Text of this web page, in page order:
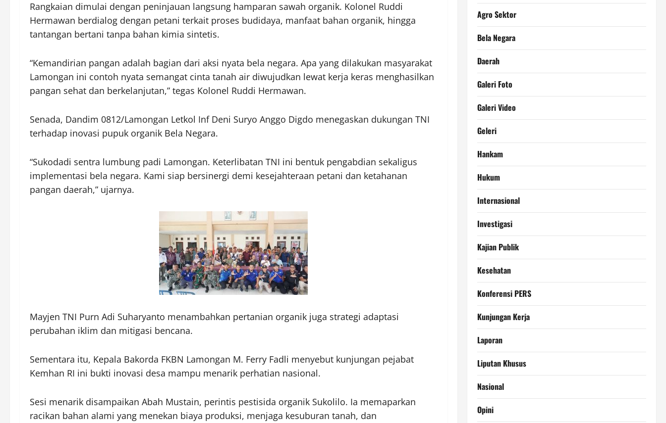
Rangkaian dimulai dengan peninjauan langsung hamparan sawah organik. Kolonel Ruddi
Hermawan berdialog dengan petani terkait proses budidaya, manfaat bahan organik, hingga
tantangan bertani tanpa bahan kimia sintetis.
“Kemandirian pangan adalah bagian dari aksi nyata bela negara. Apa yang dilakukan masyarakat
Lamongan ini contoh nyata semangat cinta tanah air diwujudkan lewat kerja keras menghasilkan
pangan sehat dan berkelanjutan,” tegas Kolonel Ruddi Hermawan.
Senada, Dandim 0812/Lamongan Letkol Inf Deni Suryo Anggo Digdo menegaskan dukungan TNI
terhadap inovasi pupuk organik Bela Negara.
“Sukodadi sentra lumbung padi Lamongan. Keterlibatan TNI ini bentuk pengabdian sekaligus
implementasi bela negara. Kami siap bersinergi demi kesejahteraan petani dan ketahanan
pangan daerah,” ujarnya.
Mayjen TNI Purn Adi Suharyanto menambahkan pertanian organik juga strategi adaptasi
perubahan iklim dan mitigasi bencana.
Sementara itu, Kepala Bakorda FKBN Lamongan M. Ferry Fadli menyebut kunjungan pejabat
Kemhan RI ini bukti inovasi desa mampu menarik perhatian nasional.
Sesi menarik disampaikan Abah Mustain, perintis pestisida organik Sukolilo. Ia memaparkan
racikan bahan alami yang menekan biaya produksi, menjaga kesuburan tanah, dan
Agro Sektor
Bela Negara
Daerah
Galeri Foto
Galeri Video
Geleri
Hankam
Hukum
Internasional
Investigasi
Kajian Publik
Kesehatan
Konferensi PERS
Kunjungan Kerja
Laporan
Liputan Khusus
Nasional
Opini